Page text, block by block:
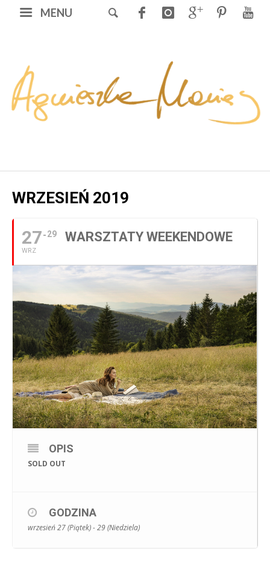
MENU
WRZESIEŃ 2019
27
WRZ
29 WARSZTATY WEEKENDOWE
OPIS
SOLD OUT
GODZINA
wrzesień 27 (Piątek) - 29 (Niedziela)